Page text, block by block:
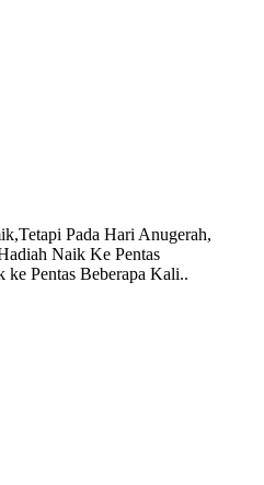
Pada Hari Anugerah,
Naik Ke Pentas
Pentas Beberapa Kali..